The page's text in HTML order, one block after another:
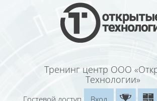
Перейти к основному содержанию
Тренинг центр ООО
Технологии»
Гостевой доступ
Вход